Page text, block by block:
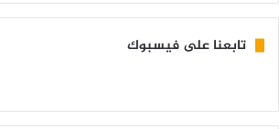
تابعنا على فيسبوك